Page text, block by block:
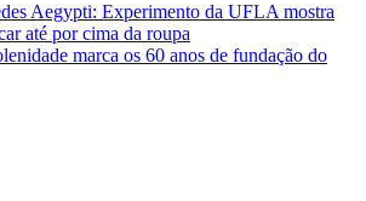
Aegypti: Experimento da UFLA mostra
até por cima da roupa
marca os 60 anos de fundação do